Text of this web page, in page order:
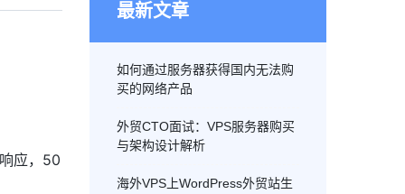
应，50
最新文章
如何通过服务器获得国内无法购
买的网络产品
外贸CTO面试：VPS服务器购买
与架构设计解析
海外VPS上WordPress外贸站生